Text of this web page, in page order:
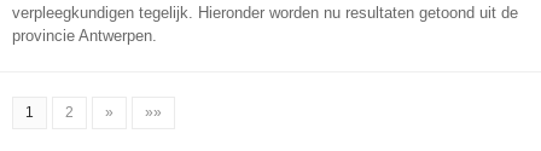
verpleegkundigen tegelijk. Hieronder worden nu resultaten getoond uit de
provincie Antwerpen.
1 2 » »»